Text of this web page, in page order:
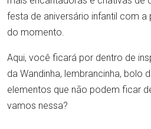
festa de aniversário infantil com
do momento.
Aqui, você ficará por dentro de
da Wandinha, lembrancinha, bolo
elementos que não podem ficar
vamos nessa?